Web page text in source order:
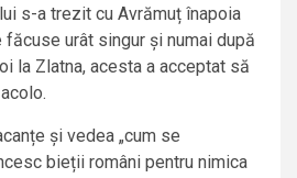
s-a trezit cu Avrămuț înapoia
urât singur și numai după
la Zlatna, acesta a acceptat să
și vedea „cum se
bieții români pentru nimica